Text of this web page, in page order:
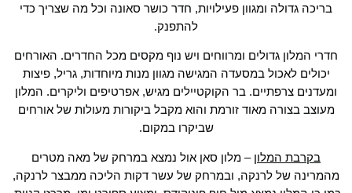
בריכה גדולה ומגוון פעילויות, חדר כושר סאונה וכל מה שצריך כדי
להתפנק.
חדרי המלון גדולים ומרווחים ויש נוף מקסים מכל החדרים. האורחים
יכולים לאכול במסעדה המגישה מגוון מנות מיוחדות, גריל, פיצות
ומעדנים צרפתיים. בר הקוקטיילים מגיש, אפרטיפים וליקרים. המלון
מעוצב בצורה מאוד זורמת והוא מקבל ביקורות מעולות של אורחים
שביקרו במקום.
בקרבת המלון – מלון סאן אול נמצא במרחק של מאה מטרים
מהמרינה של לרנקה, ובמרחק של עשר דקות הליכה ממבצר לרנקה,